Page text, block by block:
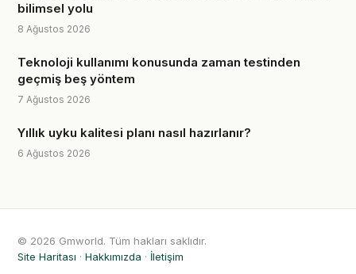
bilimsel yolu
8 Ağustos 2026
Teknoloji kullanımı konusunda zaman testinden
geçmiş beş yöntem
7 Ağustos 2026
Yıllık uyku kalitesi planı nasıl hazırlanır?
6 Ağustos 2026
© 2026 Gmworld. Tüm hakları saklıdır.
Site Haritası · Hakkımızda · İletişim